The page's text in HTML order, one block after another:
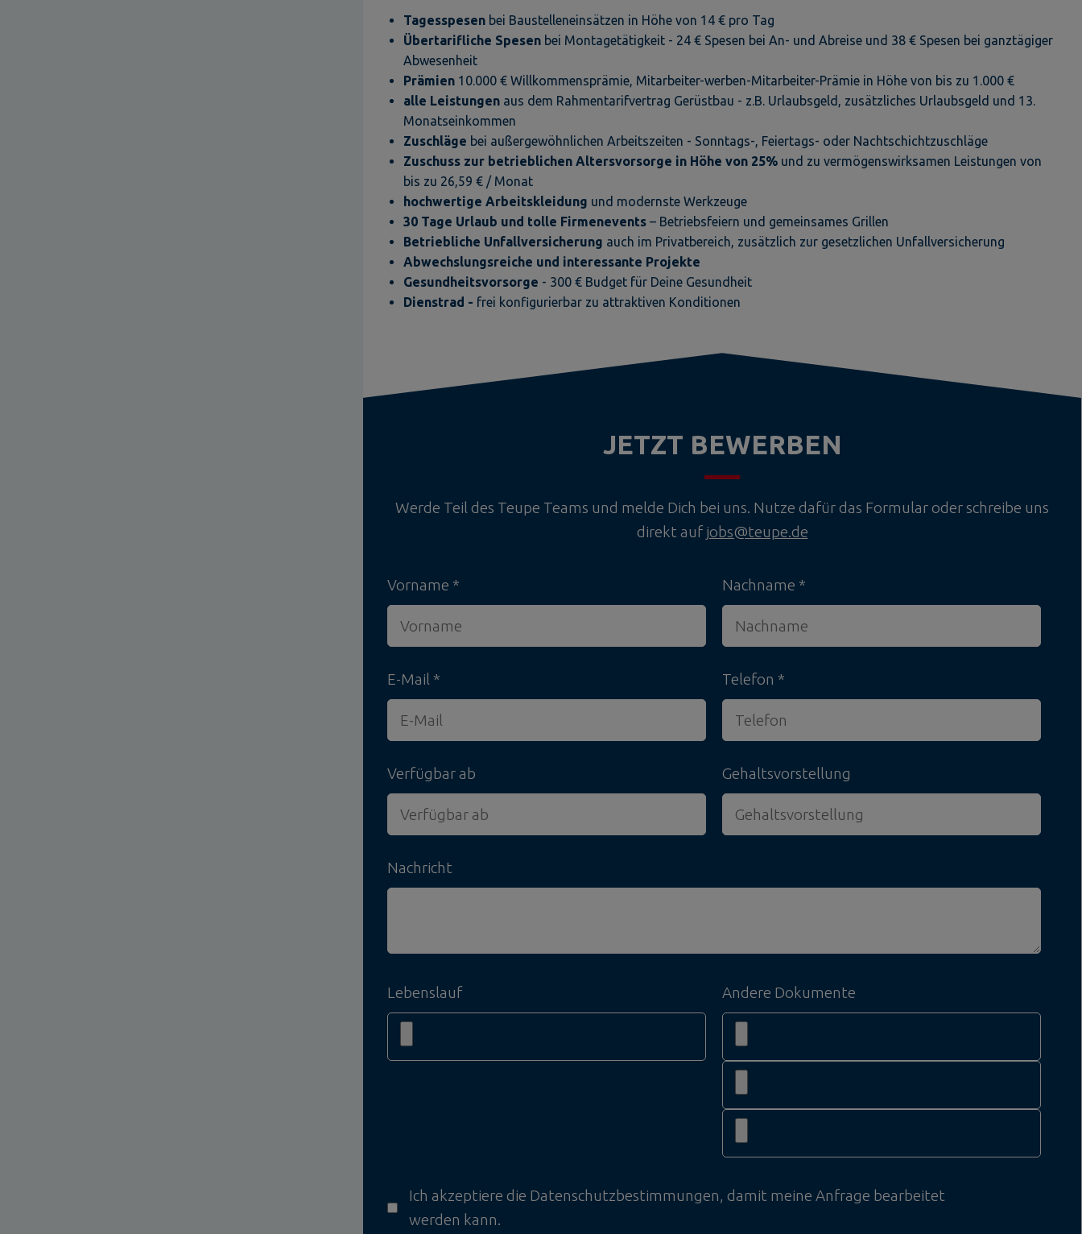
Tagesspesen bei Baustelleneinsätzen in Höhe von 14 € pro Tag
Übertarifliche Spesen bei Montagetätigkeit - 24 € Spesen bei An- und Abreise und 38 € Spesen bei ganztägiger
Abwesenheit
Prämien 10.000 € Willkommensprämie, Mitarbeiter-werben-Mitarbeiter-Prämie in Höhe von bis zu 1.000 €
alle Leistungen aus dem Rahmentarifvertrag Gerüstbau - z.B. Urlaubsgeld, zusätzliches Urlaubsgeld und 13.
Monatseinkommen
Zuschläge bei außergewöhnlichen Arbeitszeiten - Sonntags-, Feiertags- oder Nachtschichtzuschläge
Zuschuss zur betrieblichen Altersvorsorge in Höhe von 25% und zu vermögenswirksamen Leistungen von
bis zu 26,59 € / Monat
hochwertige Arbeitskleidung und modernste Werkzeuge
30 Tage Urlaub und tolle Firmenevents – Betriebsfeiern und gemeinsames Grillen
Betriebliche Unfallversicherung auch im Privatbereich, zusätzlich zur gesetzlichen Unfallversicherung
Abwechslungsreiche und interessante Projekte
Gesundheitsvorsorge - 300 € Budget für Deine Gesundheit
Dienstrad - frei konfigurierbar zu attraktiven Konditionen
JETZT BEWERBEN
Werde Teil des Teupe Teams und melde Dich bei uns. Nutze dafür das Formular oder schreibe uns
direkt aufjobs@teupe.de
Vorname Nachname
E-Mail Telefon
Verfügbar ab Gehaltsvorstellung
Nachricht
Lebenslauf Andere Dokumente
Ich akzeptiere die Datenschutzbestimmungen, damit meine Anfrage bearbeitet
werden kann.